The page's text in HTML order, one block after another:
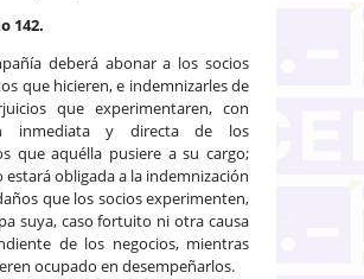
142.
deberá abonar a los socios
que hicieren, e indemnizarles de
que experimentaren, con
inmediata y directa de los
que aquélla pusiere a su cargo;
estará obligada a la indemnización
que los socios experimenten,
suya, caso fortuito ni otra causa
de los negocios, mientras
ocupado en desempeñarlos.